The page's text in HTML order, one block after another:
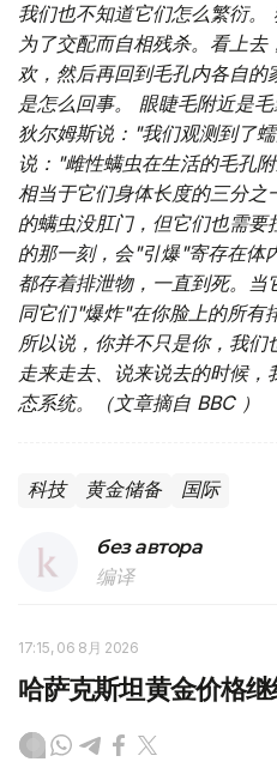
我们也不知道它们怎么繁衍
为了交配而自相残杀。看上
欢，然后再回到毛孔内各自
是怎么回事。 眼睫毛附近是
狄尔姆斯说："我们观测到了
说："雌性螨虫在生活的毛孔
相当于它们身体长度的三分
的螨虫没肛门，但它们也需
的那一刻，会"引爆"寄存在体
都存着排泄物，一直到死。
同它们"爆炸"在你脸上的所有
所以说，你并不只是你，我
走来走去、说来说去的时候
态系统。（文章摘自 BBC ）
科技 黄金储备 国际
без автора
编译
17:15, 06 8月 2026
哈萨克斯坦黄金价格